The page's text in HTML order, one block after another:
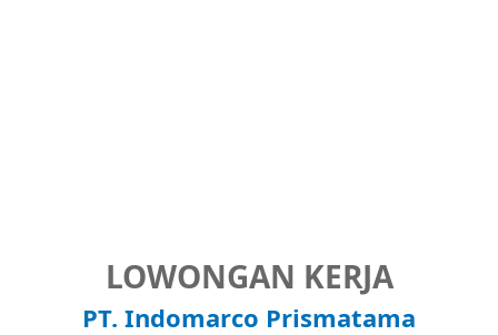
LOWONGAN KERJA
PT. Indomarco Prismatama